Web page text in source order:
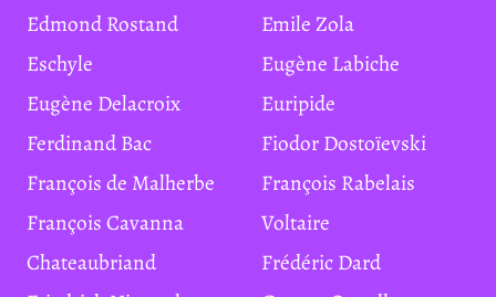
Edmond Rostand
Emile Zola
Eschyle
Eugène Labiche
Eugène Delacroix
Euripide
Ferdinand Bac
Fiodor Dostoïevski
François de Malherbe
François Rabelais
François Cavanna
Voltaire
Chateaubriand
Frédéric Dard